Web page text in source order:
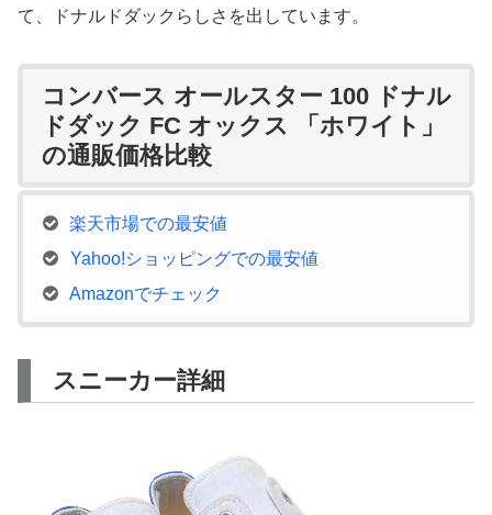
て、ドナルドダックらしさを出しています。
コンバース オールスター 100 ドナル
ドダック FC オックス 「ホワイト」
の通販価格比較
楽天市場での最安値
Yahoo!ショッピングでの最安値
Amazonでチェック
スニーカー詳細